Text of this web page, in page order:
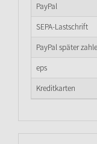
PayPal
SEPA-Lastschrift
PayPal später
eps
Kreditkarten